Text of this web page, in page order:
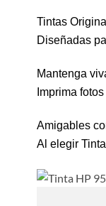
Tintas
Diseñadas
Mantenga
Imprima
Amigables
Al elegir